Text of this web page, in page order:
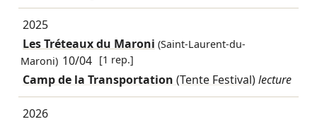
2025
Les Tréteaux du Maroni (Saint-Laurent-du-
Maroni) 10/04 [1 rep.]
Camp de la Transportation (Tente Festival)lecture
2026